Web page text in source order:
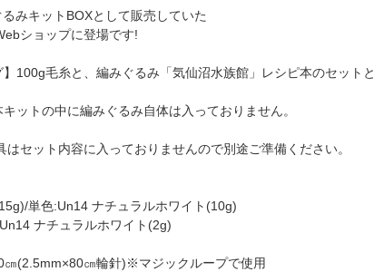
みキットBOXとして販売していた
ショップに登場です!
100g毛糸と、編みぐるみ「気仙沼水族館」レシピ本のセットと
ットの中に編みぐるみ自体は入っておりません。
セット内容に入っておりませんので別途ご準備ください。
単色:Un14 ナチュラルホワイト(10g)
ナチュラルホワイト(2g)
㎝(2.5mm×80㎝輪針)※マジックループで使用